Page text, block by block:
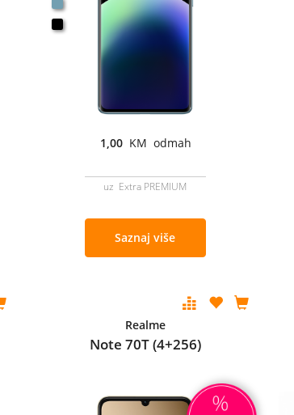
1,00 KM odmah
uz Extra PREMIUM
Saznaj više
Realme
Note 70T (4+256)